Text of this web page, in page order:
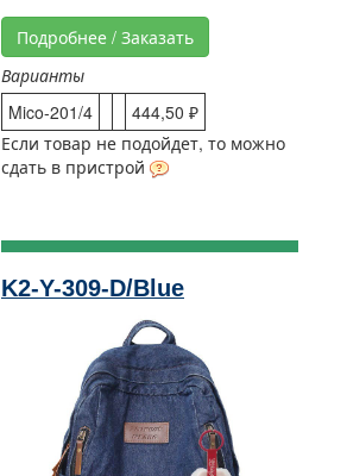
Подробнее / Заказать
Варианты
Mico-201/4
444,50 ₽
Если товар не подойдет, то можно
сдать в пристрой
K2-Y-309-D/Blue